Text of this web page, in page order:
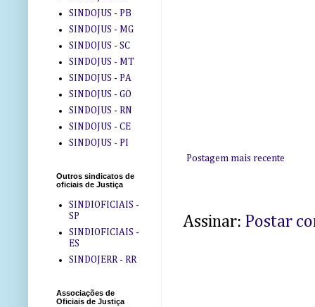
Postagem mais recente
Assinar: Postar
SINDOJUS - PB
SINDOJUS - MG
SINDOJUS - SC
SINDOJUS - MT
SINDOJUS - PA
SINDOJUS - GO
SINDOJUS - RN
SINDOJUS - CE
SINDOJUS - PI
Outros sindicatos de
oficiais de Justiça
SINDIOFICIAIS -
SP
SINDIOFICIAIS -
ES
SINDOJERR - RR
Associações de
Oficiais de Justiça